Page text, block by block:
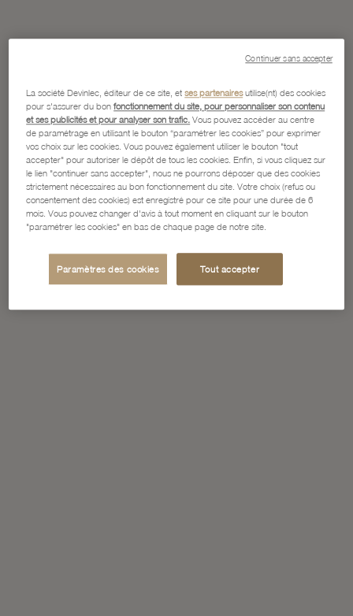
La société Devinlec, éditeur de ce site, etses partenairesutilise(nt) des cookies
pour s'assurer du bonfonctionnement du site, pour personnaliser son contenu
et ses publicités et pour analyser son trafic. Vous pouvez accéder au centre
de paramétrage en utilisant le bouton “paramétrer les cookies” pour exprimer
vos choix sur les cookies. Vous pouvez également utiliser le bouton "tout
accepter" pour autoriser le dépôt de tous les cookies. Enfin, si vous cliquez sur
le lien "continuer sans accepter", nous ne pourrons déposer que des cookies
strictement nécessaires au bon fonctionnement du site. Votre choix (refus ou
consentement des cookies) est enregistré pour ce site pour une durée de 6
mois. Vous pouvez changer d'avis à tout moment en cliquant sur le bouton
"paramétrer les cookies" en bas de chaque page de notre site.
Paramètres des cookies Tout accepter
Continuer sans accepter